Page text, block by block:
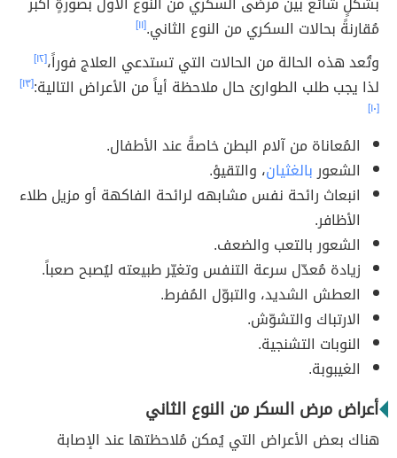
مُقارنةً بحالات السكري من النوع الثاني.[١١]
وتُعد هذه الحالة من الحالات التي تستدعي العلاج فوراً،[١٢]
لذا يجب طلب الطوارئ حال ملاحظة أياً من الأعراض التالية:[١٣]
[١٠]
المُعاناة من آلام البطن خاصةً عند الأطفال.
الشعوربالغثيان، والتقيؤ.
انبعاث رائحة نفس مشابهه لرائحة الفاكهة أو مزيل طلاء
الأظافر.
الشعور بالتعب والضعف.
زيادة مُعدّل سرعة التنفس وتغيّر طبيعته ليُصبح صعباً.
العطش الشديد، والتبوّل المُفرط.
الارتباك والتشوّش.
النوبات التشنجية.
الغيبوبة.
أعراض مرض السكر من النوع الثاني
هناك بعض الأعراض التي يُمكن مُلاحظتها عند الإصابة